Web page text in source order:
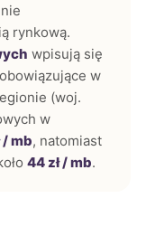
rynkową.
wpisują się
w
(woj.
w
/ mb, natomiast
44 zł / mb.